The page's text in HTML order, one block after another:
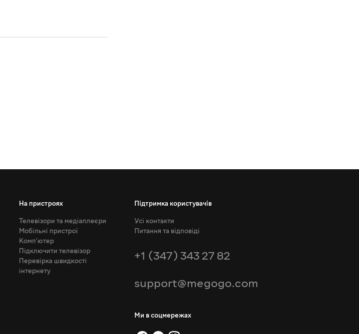
На пристроях
Телевізори та медіаплеєри
Мобільні пристрої
Комп'ютер
Підключити телевізор
Перевірка швидкості
інтернету
Підтримка користувачів
Усі контакти
Питання та відповіді
+1 (347) 343 27 82
support@megogo.com
Ми в соцмережах